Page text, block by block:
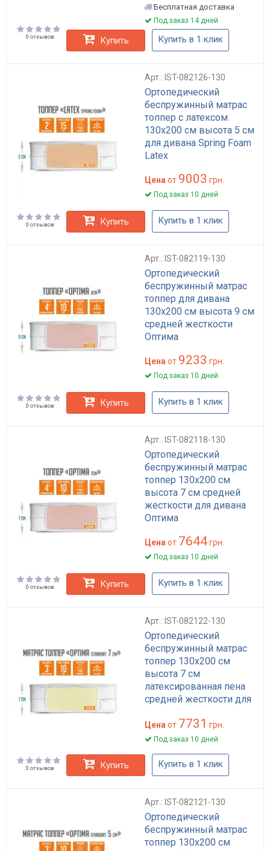
Бесплатная доставка
Под заказ 14 дней
0 отзывов Купить Купить в 1 клик
Арт.: IST-082126-130
Ортопедический
беспружинный матрас
топпер с латексом
130x200 см высота 5 см
для дивана Spring Foam
Latex
Цена от 9003 грн.
Под заказ 10 дней
0 отзывов Купить Купить в 1 клик
Арт.: IST-082119-130
Ортопедический
беспружинный матрас
топпер для дивана
130x200 см высота 9 см
средней жесткости
Оптима
Цена от 9233 грн.
Под заказ 10 дней
0 отзывов Купить Купить в 1 клик
Арт.: IST-082118-130
Ортопедический
беспружинный матрас
топпер 130x200 см
высота 7 см средней
жесткости для дивана
Оптима
Цена от 7644грн.
Под заказ 10 дней
0 отзывов Купить Купить в 1 клик
Арт.: IST-082122-130
Ортопедический
беспружинный матрас
топпер 130x200 см
высота 7 см
латексированная пена
средней жесткости для
Цена от 7731 грн.
Под заказ 10 дней
0 отзывов Купить Купить в 1 клик
Арт.: IST-082121-130
Ортопедический
беспружинный матрас
топпер 130x200 см